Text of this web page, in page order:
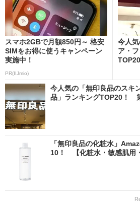
スマホ2GBで月額850円～ 格安
SIMをお得に使うキャンペーン
実施中！
PR(IIJmio)
今人
ア・
今人気の「無印良品のスキ
品」ランキングTOP20！
「無印良品の化粧水」
10！ 【化粧水・敏感肌用